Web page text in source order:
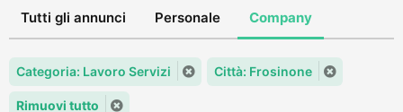
Tutti gli annunci Personale Company
Categoria: Lavoro Servizi Città: Frosinone
Rimuovi tutto